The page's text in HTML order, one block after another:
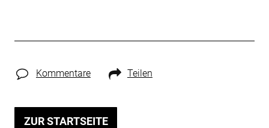
Kommentare Teilen
ZUR STARTSEITE